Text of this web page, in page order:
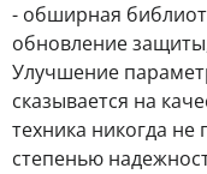
- обширная
обновление
Улучшение
сказывается на
техника никогда
степенью